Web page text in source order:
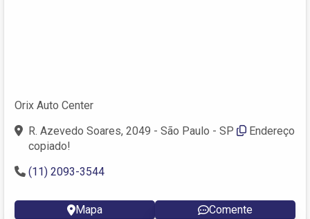
Orix Auto Center
R. Azevedo Soares, 2049 - São Paulo - SP
Endereço
copiado!
(11) 2093-3544 ‎
Mapa Comente